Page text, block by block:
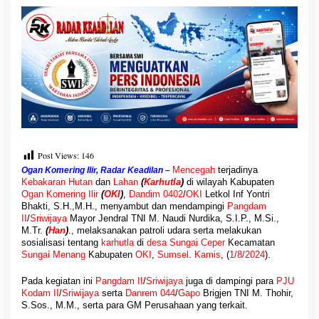
m
I
I
/
S
r
i
w
i
y
a
S
a
m
p
a
i
k
n
P
Post Views: 146
Ogan Komering Ilir, Radar Keadilan – Mencegah terjadinya
Kebakaran Hutan dan Lahan (Karhutla) di wilayah Kabupaten
Ogan Komering Ilir (OKI), Dandim 0402/OKI
Letkol Inf Yontri
Bhakti, S.H.,M.H., menyambut dan mendampingi Pangdam
/SriwijayaMayor Jendral TNI M. Naudi Nurdika, S.I.P., M.Si.,
M.Tr. (Han)., melaksanakan patroli udara serta melakukan
sosialisasi tentang karhutladi desa Sungai CeperKecamatan
Sungai Menang Kabupaten OKI , Sumsel . Kamis, (1/8/2024).
Pada kegiatan ini Pangdam II /Sriwijayajuga di dampingi para PJU
Kodam
/Sriwijayaserta Danrem 044/Gapo Brigjen TNI M. Thohir,
S.Sos., M.M., serta para GM Perusahaan yang terkait.